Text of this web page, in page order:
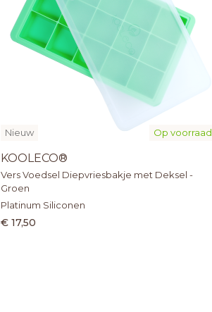
Op voorraad
Nieuw
KOOLECO®
Vers Voedsel Diepvriesbakje met Deksel -
Groen
Platinum Siliconen
€ 17,50